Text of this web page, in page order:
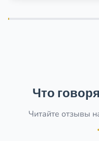
Что
Читайте отзывы